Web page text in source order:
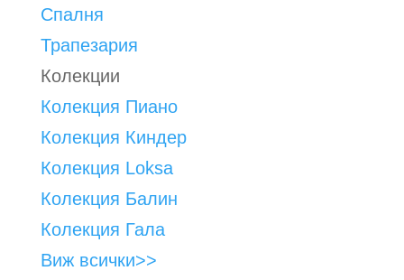
Спалня
Трапезария
Колекции
Колекция Пиано
Колекция Киндер
Колекция Loksa
Колекция Балин
Колекция Гала
Виж всички>>